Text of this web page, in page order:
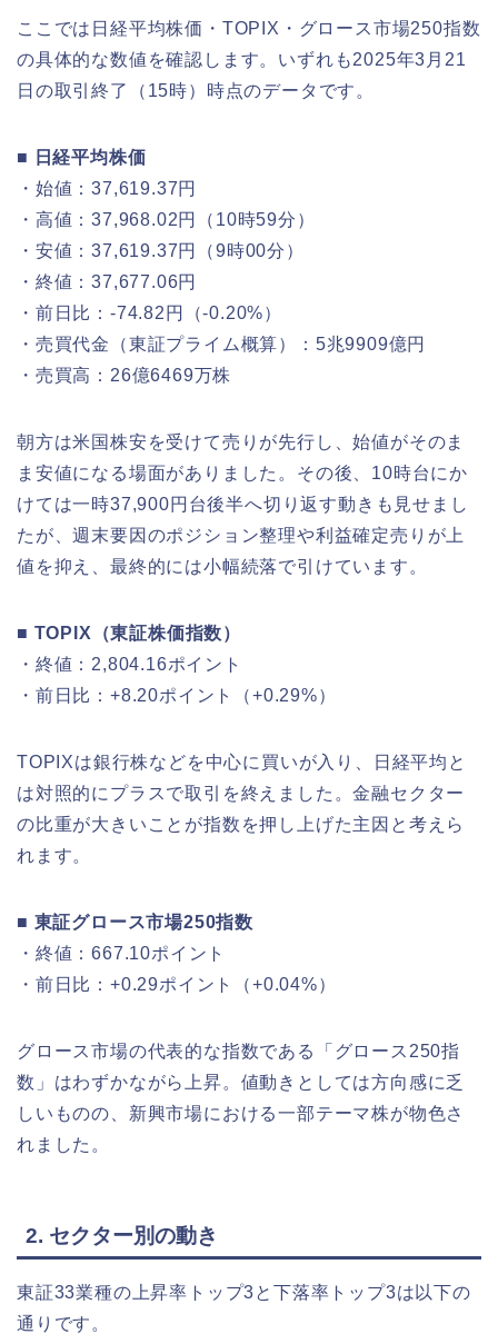
ここでは日経平均株価・TOPIX・グロース市場250指数
の具体的な数値を確認します。いずれも2025年3月21
日の取引終了（15時）時点のデータです。
■ 日経平均株価
・始値：37,619.37円
・高値：37,968.02円（10時59分）
・安値：37,619.37円（9時00分）
・終値：37,677.06円
・前日比：-74.82円（-0.20%）
・売買代金（東証プライム概算）：5兆9909億円
・売買高：26億6469万株
朝方は米国株安を受けて売りが先行し、始値がそのま
ま安値になる場面がありました。その後、10時台にか
けては一時37,900円台後半へ切り返す動きも見せまし
たが、週末要因のポジション整理や利益確定売りが上
値を抑え、最終的には小幅続落で引けています。
■ TOPIX（東証株価指数）
・終値：2,804.16ポイント
・前日比：+8.20ポイント（+0.29%）
TOPIXは銀行株などを中心に買いが入り、日経平均と
は対照的にプラスで取引を終えました。金融セクター
の比重が大きいことが指数を押し上げた主因と考えら
れます。
■ 東証グロース市場250指数
・終値：667.10ポイント
・前日比：+0.29ポイント（+0.04%）
グロース市場の代表的な指数である「グロース250指
数」はわずかながら上昇。値動きとしては方向感に乏
しいものの、新興市場における一部テーマ株が物色さ
れました。
2. セクター別の動き
東証33業種の上昇率トップ3と下落率トップ3は以下の
通りです。